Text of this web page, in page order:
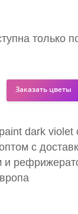
только
Заказать цветы
dark violet
с
и